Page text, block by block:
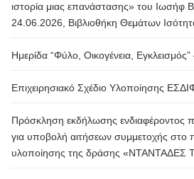
ιστορία μιας επανάστασης» του Ιωσήφ
24.06.2026, Βιβλιοθήκη Θεμάτων
Ημερίδα “Φύλο, Οικογένεια,
Επιχειρησιακό Σχέδιο Υλοποίησης
Πρόσκληση εκδήλωσης ενδιαφέροντος
για υποβολή αιτήσεων συμμετοχής στο
υλοποίησης της δράσης «ΝΤΑΝΤΑΔΕΣ